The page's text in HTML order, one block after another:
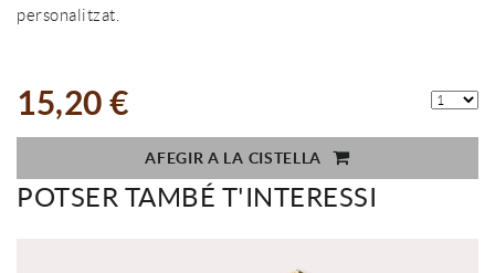
personalitzat.
15,20 €
AFEGIR A LA CISTELLA
POTSER TAMBÉ T'INTERESSI